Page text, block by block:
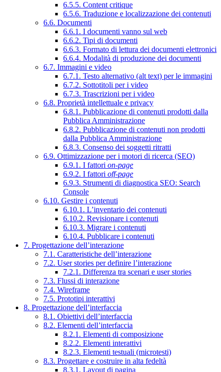
6.5.5. Content critique
6.5.6. Traduzione e localizzazione dei contenuti
6.6. Documenti
6.6.1. I documenti vanno sul web
6.6.2. Tipi di documenti
6.6.3. Formato di lettura dei documenti elettronici
6.6.4. Modalità di produzione dei documenti
6.7. Immagini e video
6.7.1. Testo alternativo (alt text) per le immagini
6.7.2. Sottotitoli per i video
6.7.3. Trascrizioni per i video
6.8. Proprietà intellettuale e privacy
6.8.1. Pubblicazione di contenuti prodotti dalla
Pubblica Amministrazione
6.8.2. Pubblicazione di contenuti non prodotti
dalla Pubblica Amministrazione
6.8.3. Consenso dei soggetti ritratti
6.9. Ottimizzazione per i motori di ricerca (SEO)
6.9.1. I fattori on-page
6.9.2. I fattori off-page
6.9.3. Strumenti di diagnostica SEO: Search
Console
6.10. Gestire i contenuti
6.10.1. L’inventario dei contenuti
6.10.2. Revisionare i contenuti
6.10.3. Migrare i contenuti
6.10.4. Pubblicare i contenuti
7. Progettazione dell’interazione
7.1. Caratteristiche dell’interazione
7.2. User stories per definire l’interazione
7.2.1. Differenza tra scenari e user stories
7.3. Flussi di interazione
7.4. Wireframe
7.5. Prototipi interattivi
8. Progettazione dell’interfaccia
8.1. Obiettivi dell’interfaccia
8.2. Elementi dell’interfaccia
8.2.1. Elementi di composizione
8.2.2. Elementi interattivi
8.2.3. Elementi testuali (microtesti)
8.3. Progettare e costruire in alta fedeltà
8.3.1. Layout di pagina